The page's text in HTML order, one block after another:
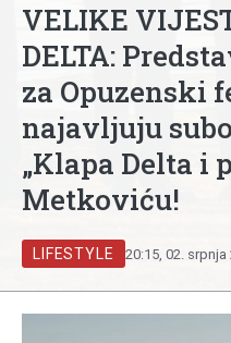
VELIKE
DELTA:
za Opuzenski
najavljuju
„Klapa Delta i
Metkoviću!
LIFESTYLE 20:15, 02. srpnja